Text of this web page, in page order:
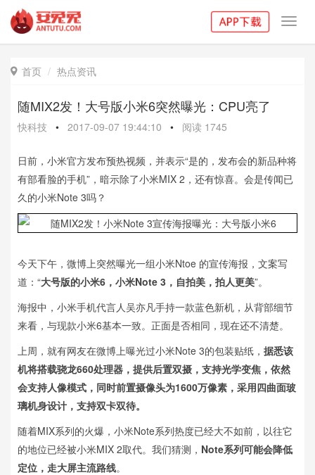
 首页 热点资讯
随MIX2发！大号版小米6突然曝光：CPU亮了
快科技 • 2017-09-07 19:44:10 • 阅读 1745
日前，小米官方发布预热视频，并表示“是的，发布会的新品种将
有部看脸的手机”，暗示除了小米MIX 2，还有惊喜。会是传闻已
久的小米Note 3吗？
今天下午，微博上突然曝光一组小米Ntoe 的宣传海报，文案写
道：“大号版的小米6，小米Note 3，自拍美，拍人更美”。
海报中，小米手机代言人吴亦凡手持一款蓝色新机，从背部细节
来看，与现款小米6基本一致。正面是否相同，现在还不清楚。
上周，就有网友在微博上曝光过小米Note 3的包装贴纸， 据悉该
机将搭载骁龙660处理器，提供后置双摄，支持光学变焦，依然
会支持人像模式，同时前置摄像头为1600万像素，采用四曲面玻
璃机身设计，支持双卡双待。
随着MIX系列的火爆，小米Note系列热度已经大不如前，以往它
的地位已经被小米MIX 2取代。我们猜测， Note系列可能会降低
定位，走大屏主流路线。